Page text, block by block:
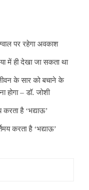
पर रहेगा अवकाश
में ही देखा जा सकता था
के सार को बचाने के
– डॉ. जोशी
करता है ‘भद्याऊ’
करता है ‘भद्याऊ’